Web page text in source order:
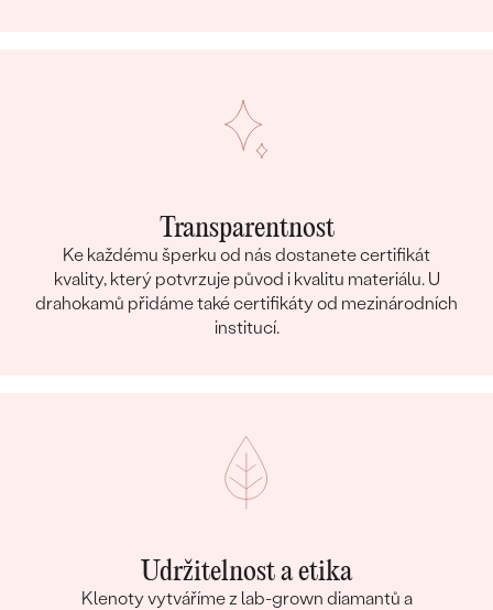
Transparentnost
Ke každému šperku od nás dostanete certifikát
kvality, který potvrzuje původ i kvalitu materiálu. U
drahokamů přidáme také certifikáty od mezinárodních
institucí.
Udržitelnost a etika
Klenoty vytváříme z lab-grown diamantů a